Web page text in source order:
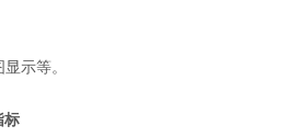
示等。
标